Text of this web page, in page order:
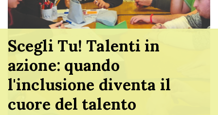
Scegli Tu! Talenti in
azione: quando
l'inclusione diventa il
cuore del talento